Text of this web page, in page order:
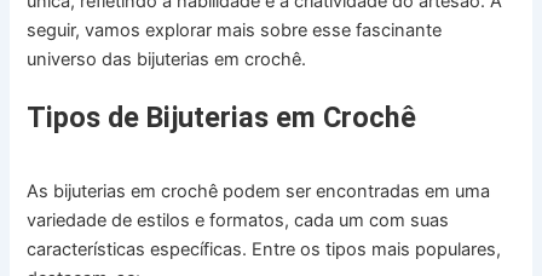
seguir, vamos explorar mais sobre esse fascinante
universo das bijuterias em crochê.
Tipos de Bijuterias em Crochê
As bijuterias em crochê podem ser encontradas em uma
variedade de estilos e formatos, cada um com suas
características específicas. Entre os tipos mais populares,